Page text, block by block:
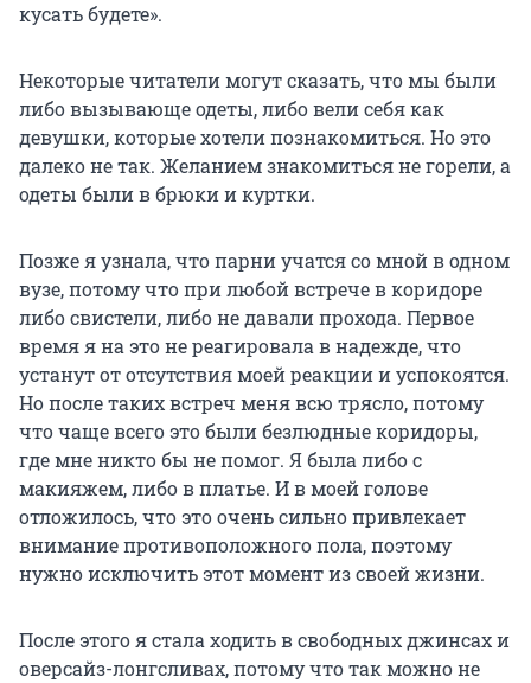
кусать будете».
Некоторые читатели могут сказать, что мы были
либо вызывающе одеты, либо вели себя как
девушки, которые хотели познакомиться. Но это
далеко не так. Желанием знакомиться не горели, а
одеты были в брюки и куртки.
Позже я узнала, что парни учатся со мной в одном
вузе, потому что при любой встрече в коридоре
либо свистели, либо не давали прохода. Первое
время я на это не реагировала в надежде, что
устанут от отсутствия моей реакции и успокоятся.
Но после таких встреч меня всю трясло, потому
что чаще всего это были безлюдные коридоры,
где мне никто бы не помог. Я была либо с
макияжем, либо в платье. И в моей голове
отложилось, что это очень сильно привлекает
внимание противоположного пола, поэтому
нужно исключить этот момент из своей жизни.
После этого я стала ходить в свободных джинсах и
оверсайз-лонгсливах, потому что так можно не